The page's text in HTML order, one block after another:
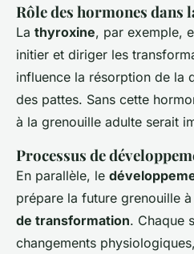
Rôle des hormones dans
La thyroxine, par exemple,
initier et diriger les
influence la résorption de la
des pattes. Sans cette
à la grenouille adulte serait
Processus de
En parallèle, le
prépare la future grenouille
de transformation. Chaque
changements